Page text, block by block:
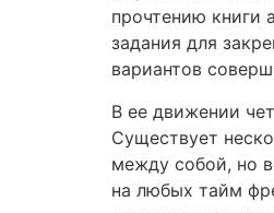
прочтению книги
задания для
вариантов
В ее движении
Существует
между собой, но
на любых тайм